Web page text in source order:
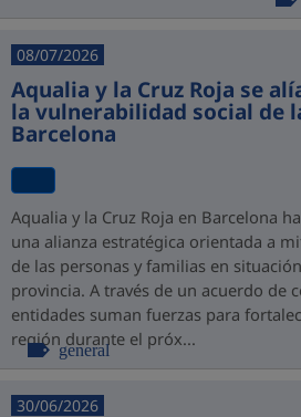
08/07/2026
Aqualia y la Cruz Roja se
la vulnerabilidad social de
Barcelona
Aqualia y la Cruz Roja en Barcelona
una alianza estratégica orientada a
de las personas y familias en
provincia. A través de un acuerdo de
entidades suman fuerzas para
región durante el próx...
general
30/06/2026